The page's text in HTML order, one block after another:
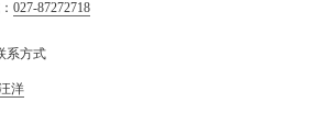
027-87272718
系方式
洋